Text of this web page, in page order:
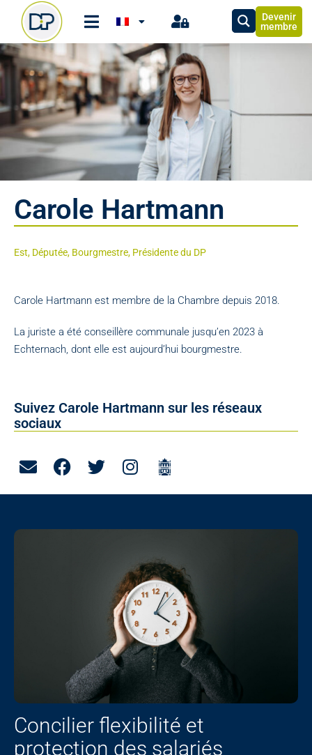
Devenir
membre
Carole Hartmann
Est, Députée, Bourgmestre, Présidente du DP
Carole Hartmann est membre de la Chambre depuis 2018.
La juriste a été conseillère communale jusqu’en 2023 à
Echternach, dont elle est aujourd’hui bourgmestre.
Suivez Carole Hartmann sur les réseaux
sociaux
Concilier flexibilité et
protection des salariés